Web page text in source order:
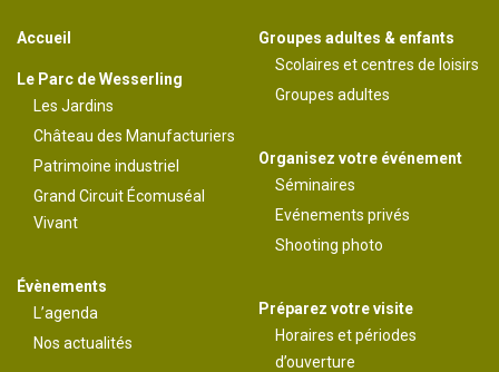
Accueil
Le Parc de Wesserling
Les Jardins
Château des Manufacturiers
Patrimoine industriel
Grand Circuit Écomuséal
Vivant
Évènements
L’agenda
Nos actualités
Groupes adultes & enfants
Scolaires et centres de loisirs
Groupes adultes
Organisez votre événement
Séminaires
Evénements privés
Shooting photo
Préparez votre visite
Horaires et périodes
d’ouverture